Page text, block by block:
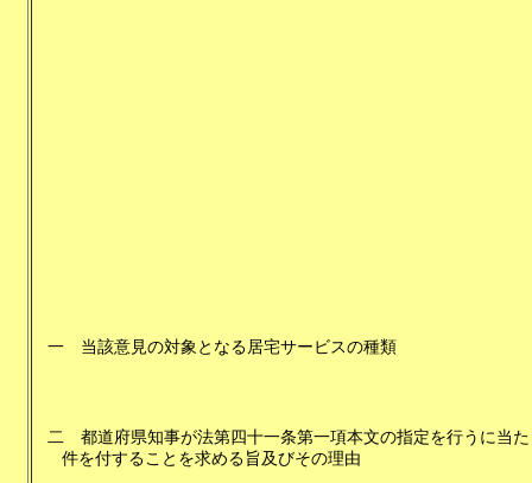
一 当該意見の対象となる居宅サービスの種類
二
都道府県知事が法第四十一条第一項本文の指定を行うに当
件を付することを求める旨及びその理由